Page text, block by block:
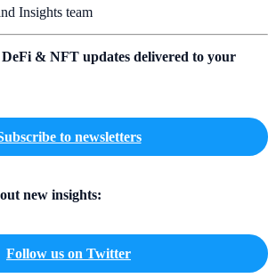
Insights team
& NFT updates delivered to your
to newsletters
new insights:
Follow us on Twitter